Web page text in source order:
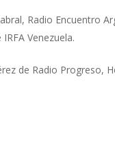
Radio Encuentro
Venezuela.
de Radio Progreso,